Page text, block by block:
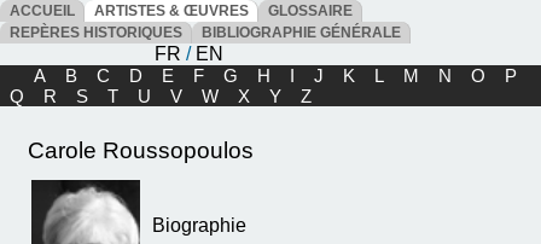
ACCUEIL ARTISTES & ŒUVRES
GLOSSAIRE
REPÈRES HISTORIQUES
BIBLIOGRAPHIE GÉNÉRALE
FR / EN
A
B C D E F G H I J K L M N O
P
Q
R S T U V W X Y Z